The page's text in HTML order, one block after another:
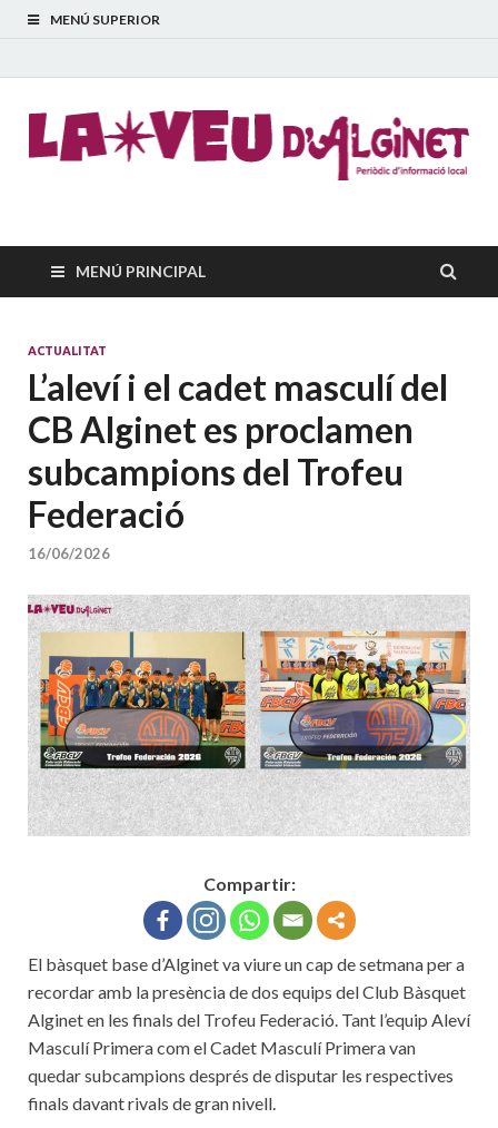
MENÚ SUPERIOR
La Veu d'Alginet
MENÚ PRINCIPAL
ACTUALITAT
L’aleví i el cadet masculí del
CB Alginet es proclamen
subcampions del Trofeu
Federació
16/06/2026
Compartir:
El bàsquet base d’Alginet va viure un cap de setmana per a
recordar amb la presència de dos equips del Club Bàsquet
Alginet en les finals del Trofeu Federació. Tant l’equip Aleví
Masculí Primera com el Cadet Masculí Primera van
quedar subcampions després de disputar les respectives
finals davant rivals de gran nivell.